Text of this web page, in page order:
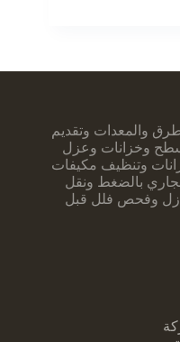
والمعدات وتقديم
وخزانات وعزل
وتنظيف مكيفات
بالضغط ونقل
وفحص فلل قبل